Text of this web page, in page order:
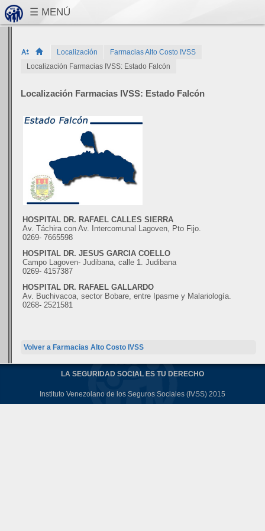
Localización
Farmacias Alto Costo IVSS
Localización Farmacias IVSS: Estado Falcón
Localización Farmacias IVSS: Estado Falcón
HOSPITAL DR. RAFAEL CALLES SIERRA
Av. Táchira con Av. Intercomunal Lagoven, Pto Fijo.
0269- 7665598
HOSPITAL DR. JESUS GARCIA COELLO
Campo Lagoven- Judibana, calle 1. Judibana
0269- 4157387
HOSPITAL DR. RAFAEL GALLARDO
Av. Buchivacoa, sector Bobare, entre Ipasme y Malariología.
0268- 2521581
Volver a Farmacias Alto Costo IVSS
LA SEGURIDAD SOCIAL ES TU DERECHO
Instituto Venezolano de los Seguros Sociales (IVSS) 2015